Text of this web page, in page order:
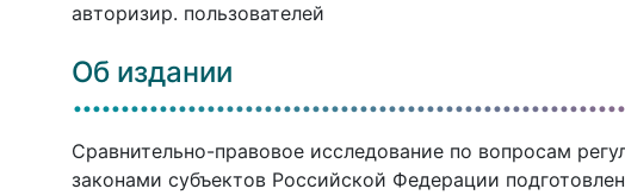
авторизир. пользователей
Об издании
Сравнительно-правовое исследование по вопросам
законами субъектов Российской Федерации